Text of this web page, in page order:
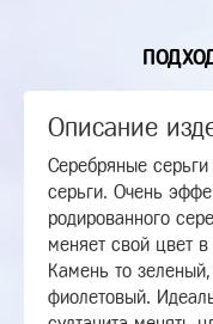
Описание
Серебряные
серьги. Очень
родированного
меняет свой цвет
Камень то
фиолетовый.